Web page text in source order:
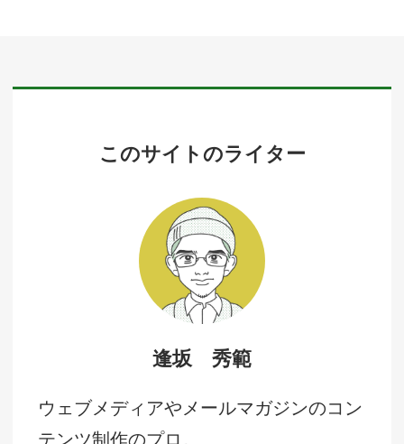
このサイトのライター
逢坂 秀範
ウェブメディアやメールマガジンのコン
テンツ制作のプロ。